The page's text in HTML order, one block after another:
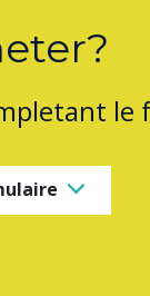
le